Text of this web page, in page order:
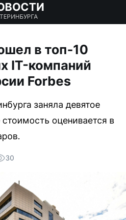
в топ-10
IT-компаний
Forbes
заняла девятое
оценивается в
30